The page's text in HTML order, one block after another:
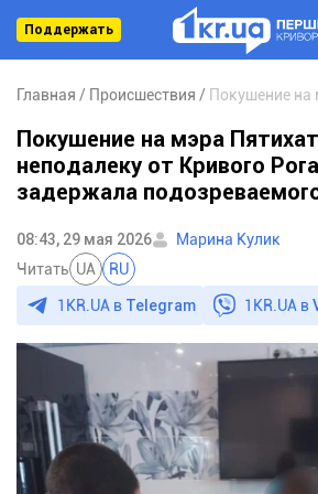
Поддержать
Главная Происшествия
Покушение на мэра
неподалеку от Кривого
задержала
08:43, 29 мая 2026
Марина Кулик
Читать UA RU
1KR.UA в Telegram 1KR.UA в